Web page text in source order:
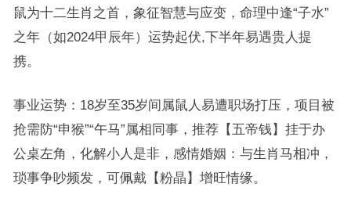
鼠为十二生肖之首，象征智慧与应变，命理中逢“子水”
之年（如2024甲辰年）运势起伏,下半年易遇贵人提
携。
事业运势：18岁至35岁间属鼠人易遭职场打压，项目被
抢需防“申猴”“午马”属相同事，推荐【五帝钱】挂于办
公桌左角，化解小人是非，感情婚姻：与生肖马相冲，
琐事争吵频发，可佩戴【粉晶】增旺情缘。